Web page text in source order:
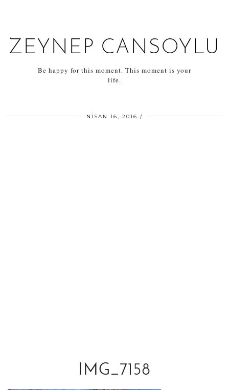
ZEYNEP CANSOYLU
Be happy for this moment. This moment is your
life.
NISAN 16, 2016
IMG_7158